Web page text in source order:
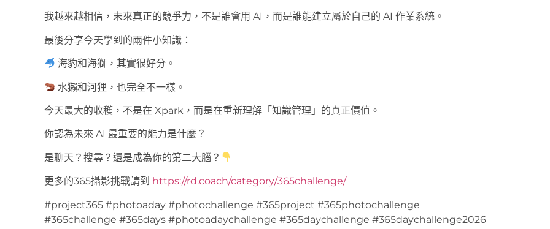
我越來越相信，未來真正的競爭力，不是誰會用 AI，而是誰能建立屬於自己的 AI 作業系統。
最後分享今天學到的兩件小知識：
海豹和海獅，其實很好分。
水獺和河狸，也完全不一樣。
今天最大的收穫，不是在 Xpark，而是在重新理解「知識管理」的真正價值。
你認為未來 AI 最重要的能力是什麼？
是聊天？搜尋？還是成為你的第二大腦？
更多的365攝影挑戰請到 https://rd.coach/category/365challenge/
#project365 #photoaday #photochallenge #365project #365photochallenge
#365challenge #365days #photoadaychallenge #365daychallenge #365daychallenge2026